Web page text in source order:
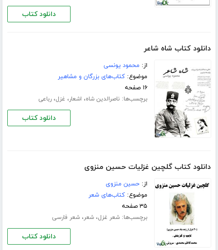
دانلود کتاب
دانلود کتاب شاه شاعر
از: محمود یونسی
موضوع:کتاب‌های بزرگان و مشاهیر
۱۶ صفحه
برچسب‌ها:ناصرالدین شاه، اشعار، غزل،رباعی
دانلود کتاب
دانلود کتاب گلچین غزلیات حسین منزوی
از:حسین منزوی
موضوع:کتاب‌های شعر
۳۵ صفحه
برچسب‌ها:شعر غزل،شعر،شعر فارسی
دانلود کتاب